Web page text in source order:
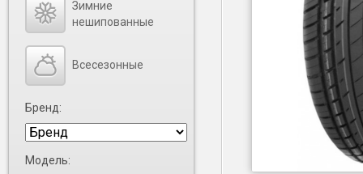
Зимние
нешипованные
Всесезонные
Бренд:
Модель: